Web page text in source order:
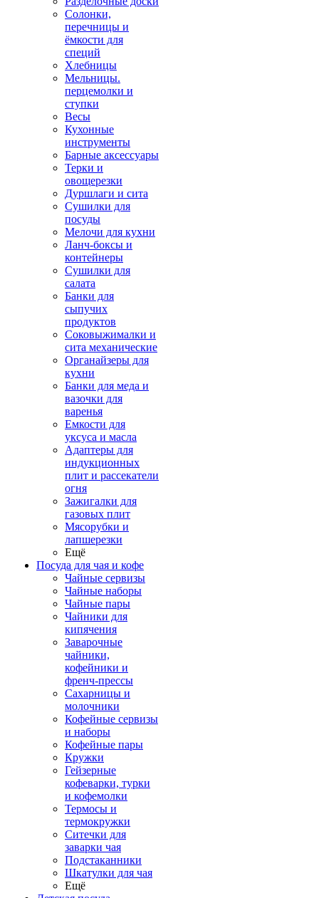
Солонки,
перечницы и
ёмкости для
специй
Хлебницы
Мельницы.
перцемолки и
ступки
Весы
Кухонные
инструменты
Барные аксессуары
Терки и
овощерезки
Дуршлаги и сита
Сушилки для
посуды
Мелочи для кухни
Ланч-боксы и
контейнеры
Сушилки для
салата
Банки для
сыпучих
продуктов
Соковыжималки и
сита механические
Органайзеры для
кухни
Банки для меда и
вазочки для
варенья
Емкости для
уксуса и масла
Адаптеры для
индукционных
плит и рассекатели
огня
Зажигалки для
газовых плит
Мясорубки и
лапшерезки
Ещё
Посуда для чая и кофе
Чайные сервизы
Чайные наборы
Чайные пары
Чайники для
кипячения
Заварочные
чайники,
кофейники и
френч-прессы
Сахарницы и
молочники
Кофейные сервизы
и наборы
Кофейные пары
Кружки
Гейзерные
кофеварки, турки
и кофемолки
Термосы и
термокружки
Ситечки для
заварки чая
Подстаканники
Шкатулки для чая
Ещё